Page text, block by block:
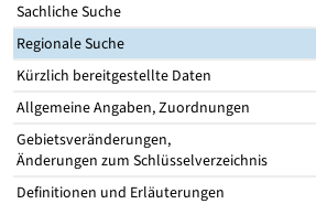
Sachliche Suche
Regionale Suche
Kürzlich bereitgestellte Daten
Allgemeine Angaben, Zuordnungen
Gebietsveränderungen,
Änderungen zum Schlüsselverzeichnis
Definitionen und Erläuterungen